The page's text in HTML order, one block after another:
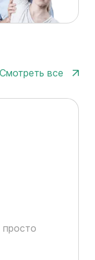
Смотреть все